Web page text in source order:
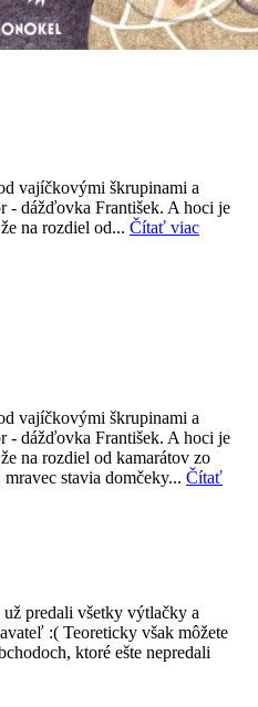
vajíčkovými škrupinami a
- dážďovka František. A hoci je
na rozdiel od... Čítať viac
vajíčkovými škrupinami a
- dážďovka František. A hoci je
na rozdiel od kamarátov zo
stavia domčeky... Čítať
predali všetky výtlačky a
:( Teoreticky však môžete
ktoré ešte nepredali